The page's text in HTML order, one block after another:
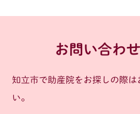
お問い合わ
知立市で助産院をお探しの際
い。